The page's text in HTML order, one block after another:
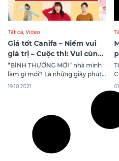
Tất cả, Video
Giá tốt Canifa – Niềm vui
giá trị – Cuộc thi: Vui cùng
Canifa
“BÌNH THƯỜNG MỚI” nhà mình
làm gì mới? Là những giây phút
mình cùng nhau du lịch tại gia,
đình, là mình cùng host liveshow
với các nghệ sĩ vườn nhà. Nhân
dịp chúng ta dần quen với “bình
thường mới”, Canifa tổ
19.10.2021